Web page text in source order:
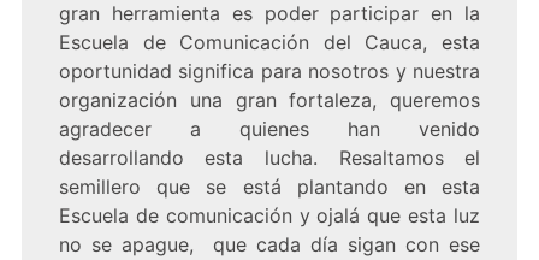
gran herramienta es poder participar en la
Escuela de Comunicación del Cauca, esta
oportunidad significa para nosotros y nuestra
organización una gran fortaleza, queremos
agradecer a quienes han venido
desarrollando esta lucha. Resaltamos el
semillero que se está plantando en esta
Escuela de comunicación y ojalá que esta luz
no se apague, que cada día sigan con ese